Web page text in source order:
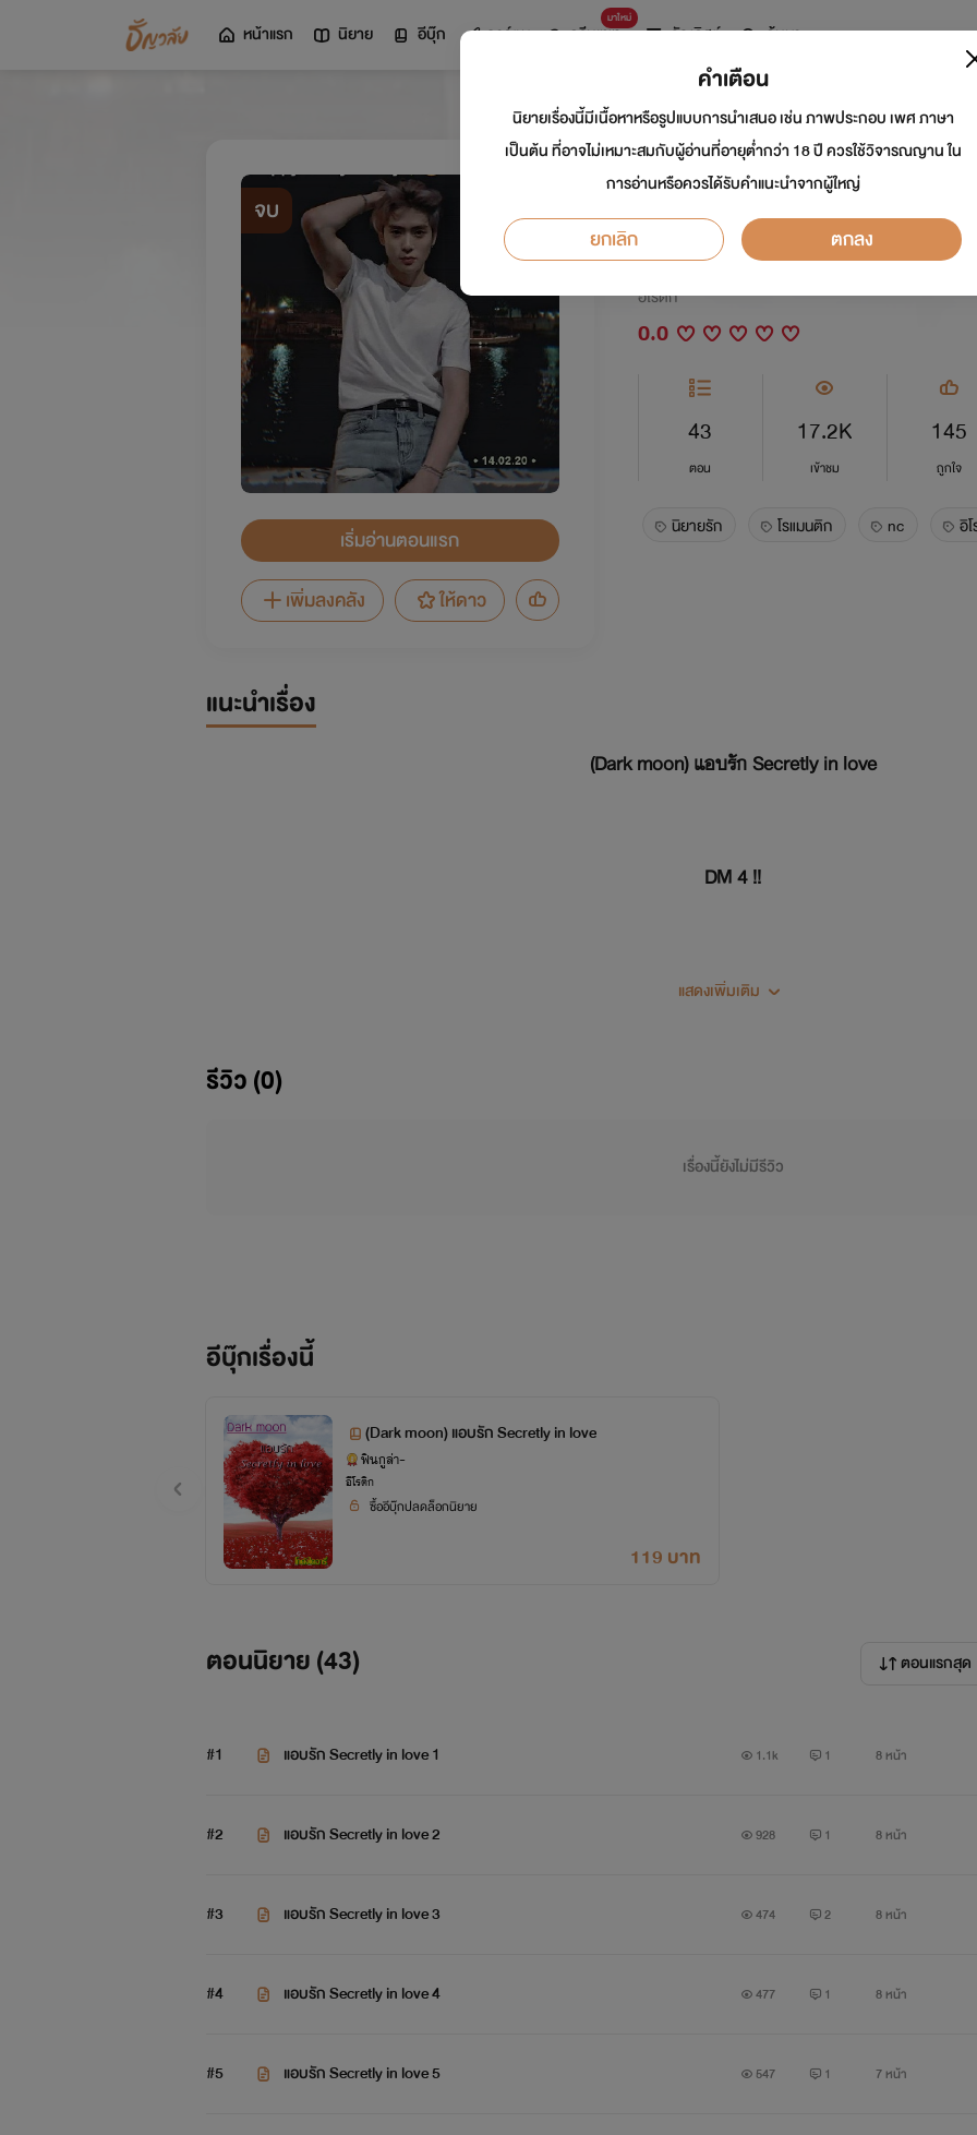
หน้าแรก นิยาย อีบุ๊ก การ์ตูน
มาใหม่
ดรีมแชท ธัญลิสต์ ค้นหา
จบ
เริ่มอ่านตอนแรก
เพิ่มลงคลัง
ให้ดาว
(Dark moon) แอบ
love
นักเขียน:โกดังไดอารี่
อีโรติก
0.0
43
ตอน
17.2K
เข้าชม
145
ถูกใจ
นิยายรัก โรแมนติก nc อิ
แนะนำเรื่อง
(Dark moon) แอบรัก Secretly in love
DM 4 !!
Sonix & Phaphfah
แสดงเพิ่มเติม
รีวิว (0)
เรื่องนี้ยังไม่มีรีวิว
อีบุ๊กเรื่องนี้
(Dark moon) แอบรัก Secretly in love
ฟินกูล่า~
อีโรติก
ซื้ออีบุ๊กปลดล็อกนิยาย
119 บาท
ตอนนิยาย (43) ตอนแรกสุด
#1 แอบรัก Secretly in love 1 1.1k 1 8 หน้า
#2 แอบรัก Secretly in love 2 928 1 8 หน้า
#3 แอบรัก Secretly in love 3 474 2 8 หน้า
#4 แอบรัก Secretly in love 4 477 1 8 หน้า
#5 แอบรัก Secretly in love 5 547 1 7 หน้า
คำเตือน
นิยายเรื่องนี้มีเนื้อหาหรือรูปแบบการนำเสนอ เช่น ภาพประกอบ เพศ ภาษา
เป็นต้น ที่อาจไม่เหมาะสมกับผู้อ่านที่อายุต่ำกว่า 18 ปี ควรใช้วิจารณญาน ใน
การอ่านหรือควรได้รับคำแนะนำจากผู้ใหญ่
ยกเลิก ตกลง